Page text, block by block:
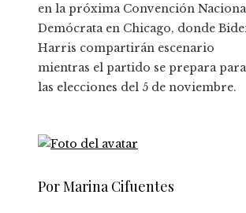
en la próxima Convención
Demócrata en Chicago, donde
Harris compartirán escenario
mientras el partido se prepara para
las elecciones del 5 de noviembre.
Por Marina Cifuentes